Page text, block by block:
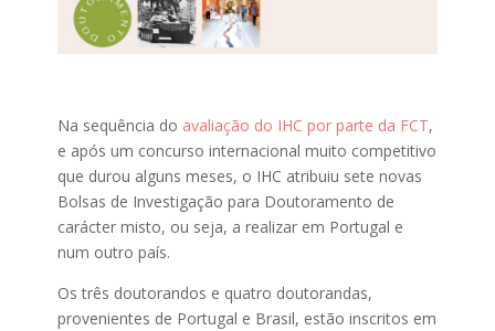
Na sequência do avaliação do IHC por parte da FCT,
e após um concurso internacional muito competitivo
que durou alguns meses, o IHC atribuiu sete novas
Bolsas de Investigação para Doutoramento de
carácter misto, ou seja, a realizar em Portugal e
num outro país.
Os três doutorandos e quatro doutorandas,
provenientes de Portugal e Brasil, estão inscritos em